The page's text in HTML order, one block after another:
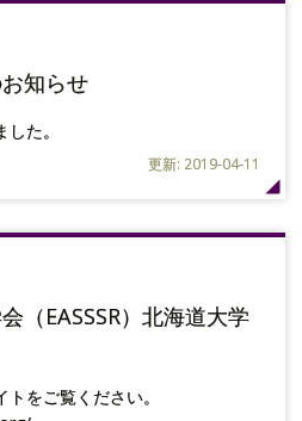
知らせ
た。
更新: 2019-04-11
（EASSSR）北海道大学
をご覧ください。